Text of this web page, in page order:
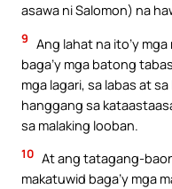
asawa ni Salomon) na
9 Ang lahat na ito’y
baga’y mga batong
mga lagari, sa labas at
hanggang sa
sa malaking looban.
10 At ang tatagang-
makatuwid baga’y mga